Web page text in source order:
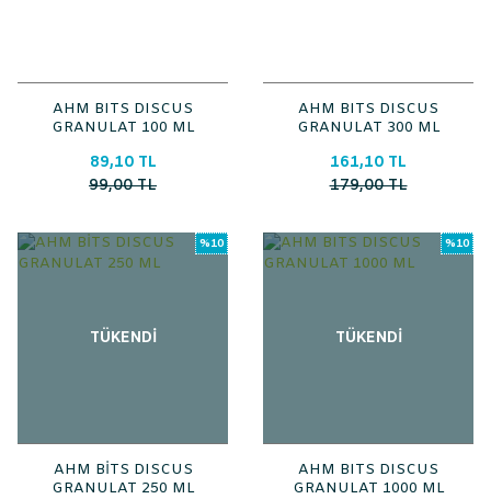
AHM BITS DISCUS
GRANULAT 100 ML
89,10 TL
99,00 TL
AHM BITS DISCUS
GRANULAT 300 ML
161,10 TL
179,00 TL
%10
TÜKENDİ
AHM BİTS DISCUS
GRANULAT 250 ML
%10
TÜKENDİ
AHM BITS DISCUS
GRANULAT 1000 ML